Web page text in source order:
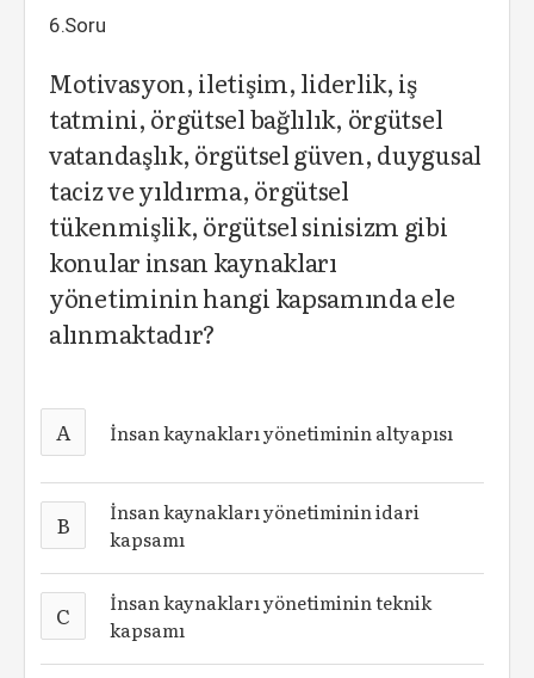
6.Soru
Motivasyon, iletişim, liderlik, iş
tatmini, örgütsel bağlılık, örgütsel
vatandaşlık, örgütsel güven, duygusal
taciz ve yıldırma, örgütsel
tükenmişlik, örgütsel sinisizm gibi
konular insan kaynakları
yönetiminin hangi kapsamında ele
alınmaktadır?
A İnsan kaynakları yönetiminin altyapısı
B
İnsan kaynakları yönetiminin idari
kapsamı
C
İnsan kaynakları yönetiminin teknik
kapsamı